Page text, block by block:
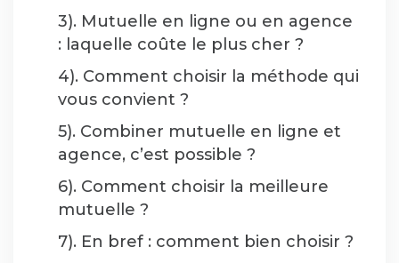
3). Mutuelle en ligne ou en agence
: laquelle coûte le plus cher ?
4). Comment choisir la méthode qui
vous convient ?
5). Combiner mutuelle en ligne et
agence, c’est possible ?
6). Comment choisir la meilleure
mutuelle ?
7). En bref : comment bien choisir ?